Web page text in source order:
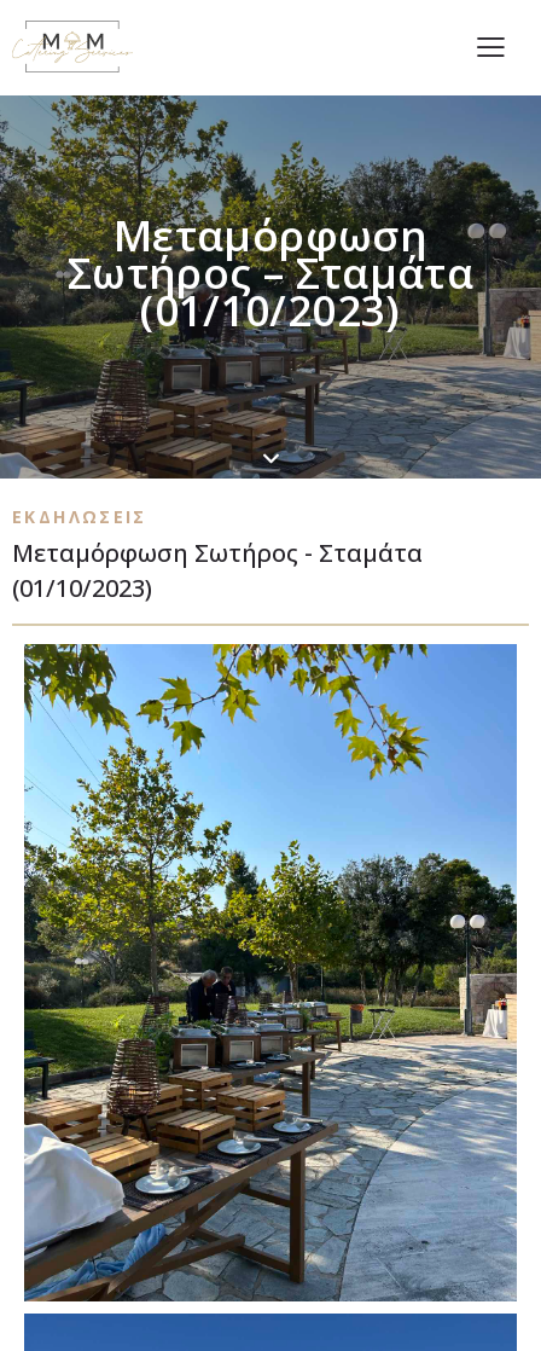
Μεταμόρφωση
Σωτήρος – Σταμάτα
(01/10/2023)
ΕΚΔΗΛΩΣΕΙΣ
Μεταμόρφωση Σωτήρος - Σταμάτα
(01/10/2023)